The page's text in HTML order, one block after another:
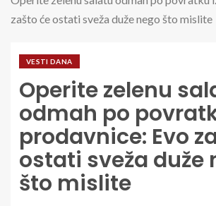
zašto će ostati sveža duže nego što mislite
VESTI DANA
Operite zelenu
odmah po
prodavnice: Evo
ostati sveža duže
što mislite